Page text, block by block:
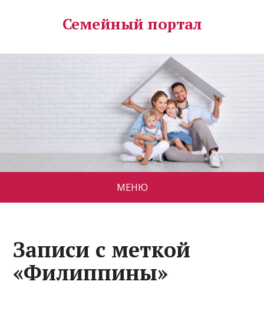
Семейный портал
МЕНЮ
Записи с меткой
«Филиппины»